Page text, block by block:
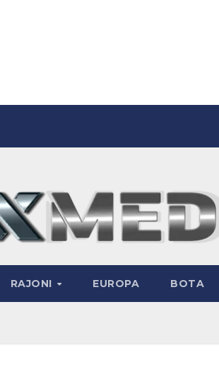
RAJONI EUROPA BOTA